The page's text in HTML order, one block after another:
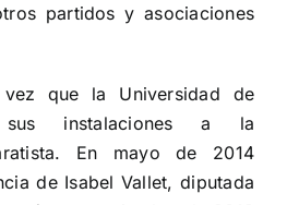
partidos y asociaciones
que la Universidad de
sus instalaciones a la
En mayo de 2014
de Isabel Vallet, diputada